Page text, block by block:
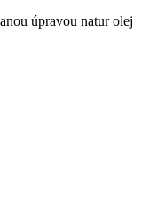
úpravou natur olej